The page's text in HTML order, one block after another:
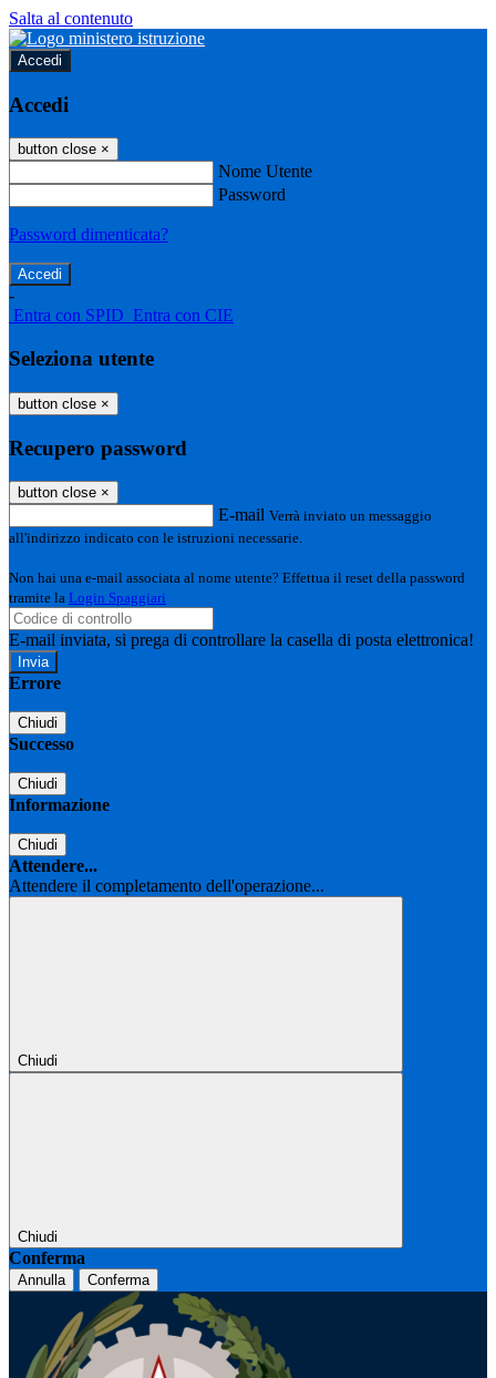
Salta al contenuto
Accedi
Accedi
button close ×
Nome Utente
Password
Password dimenticata?
-
Entra con SPID Entra con CIE
Seleziona utente
button close ×
Recupero password
button close ×
E-mail Verrà inviato un messaggio
all'indirizzo indicato con le istruzioni necessarie.
Non hai una e-mail associata al nome utente? Effettua il reset della password
tramite la Login Spaggiari
E-mail inviata, si prega di controllare la casella di posta elettronica!
Errore
Chiudi
Successo
Chiudi
Informazione
Chiudi
Attendere...
Attendere il completamento dell'operazione...
Chiudi
Chiudi
Conferma
Annulla Conferma